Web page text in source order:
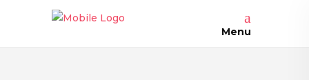
Menu